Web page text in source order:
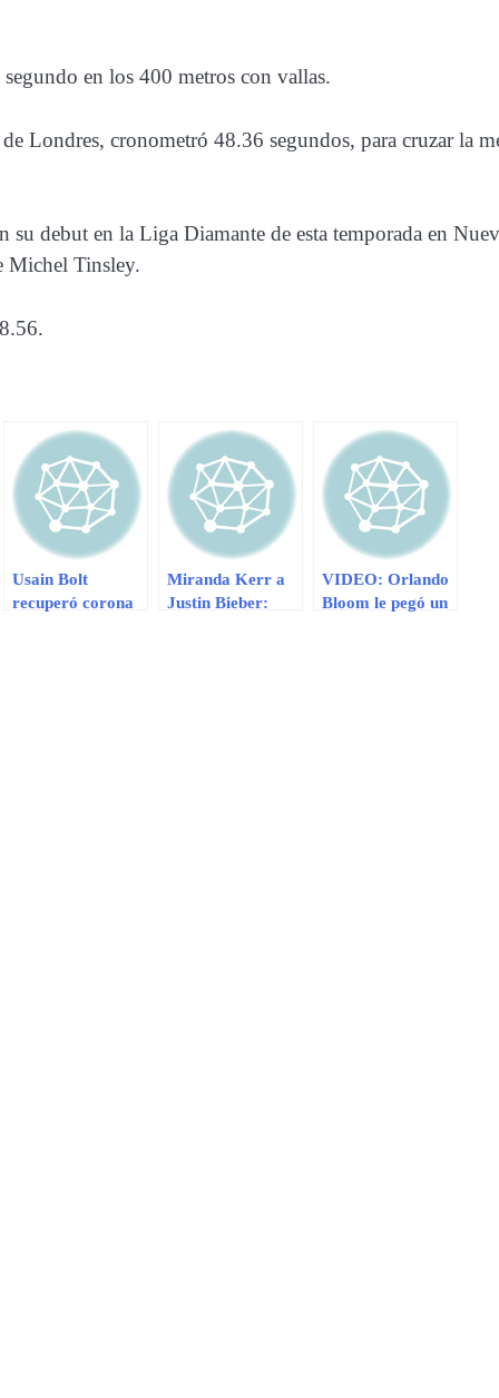
en los 400 metros con vallas.
Londres, cronometró 48.36 segundos, para cruzar la
debut en la Liga Diamante de esta temporada en
Michel Tinsley.
Usain Bolt
recuperó corona
Miranda Kerr a
Justin Bieber:
VIDEO: Orlando
Bloom le pegó un